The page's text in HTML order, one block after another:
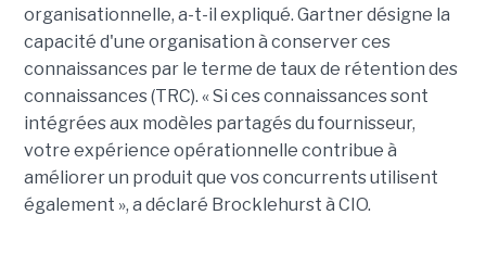
organisationnelle, a-t-il expliqué. Gartner désigne la
capacité d'une organisation à conserver ces
connaissances par le terme de taux de rétention des
connaissances (TRC). « Si ces connaissances sont
intégrées aux modèles partagés du fournisseur,
votre expérience opérationnelle contribue à
améliorer un produit que vos concurrents utilisent
également », a déclaré Brocklehurst à CIO.